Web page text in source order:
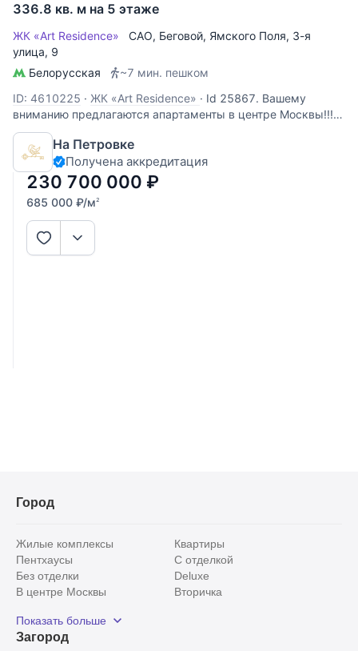
336.8 кв. м на 5 этаже
ЖК «Art Residence» САО, Беговой, Ямского Поля, 3-я
улица, 9
Белорусская
~7 мин. пешком
ID: 4610225 · ЖК «Art Residence» · Id 25867. Вашему
вниманию предлагаются апартаменты в центре Москвы!!!
На первых этажах корпусов расположены коммерческие
объекты и арт-пространства. Здесь открыта кофейня
JoeBlack, устричный бар, пиццерия, стоматологическая
клиника Гаджи Дажаева,
На Петровке
Получена аккредитация
230 700 000 ₽
685 000 ₽/м2
Город
Жилые комплексы
Квартиры
Пентхаусы
С отделкой
Без отделки
Deluxe
В центре Москвы
Вторичка
Рядом с парком
С панорамными окнами
Показать больше
Загород